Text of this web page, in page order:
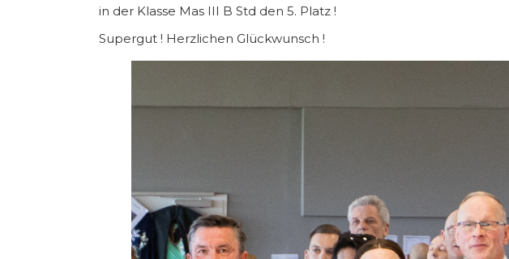
in der Klasse Mas III B Std den 5. Platz !
Supergut ! Herzlichen Glückwunsch !